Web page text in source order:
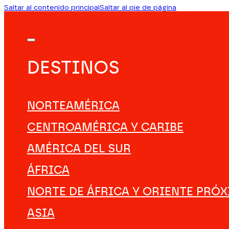
Saltar al contenido principal Saltar al pie de página
DESTINOS
NORTEAMÉRICA
CENTROAMÉRICA Y CARIBE
AMÉRICA DEL SUR
ÁFRICA
NORTE DE ÁFRICA Y ORIENTE
ASIA